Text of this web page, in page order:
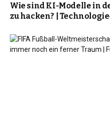
Wie sind KI-Modelle in
zu hacken? |